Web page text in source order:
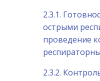
2.3.1.
острыми
проведение
2.3.2.